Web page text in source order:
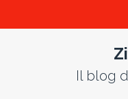
Il blog